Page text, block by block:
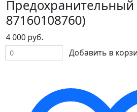
Предохранительный
87160108760)
4 000 руб.
Добавить в